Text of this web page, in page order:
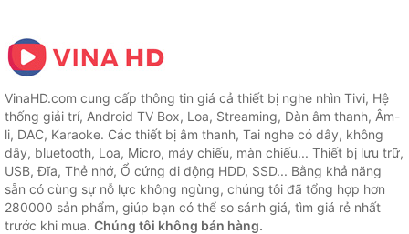
VinaHD.com cung cấp thông tin giá cả thiết bị nghe nhìn Tivi, Hệ
thống giải trí, Android TV Box, Loa, Streaming, Dàn âm thanh, Âm-
li, DAC, Karaoke. Các thiết bị âm thanh, Tai nghe có dây, không
dây, bluetooth, Loa, Micro, máy chiếu, màn chiếu... Thiết bị lưu trữ,
USB, Đĩa, Thẻ nhớ, Ổ cứng di động HDD, SSD... Bằng khả năng
sẵn có cùng sự nỗ lực không ngừng, chúng tôi đã tổng hợp hơn
280000 sản phẩm, giúp bạn có thể so sánh giá, tìm giá rẻ nhất
trước khi mua. Chúng tôi không bán hàng.